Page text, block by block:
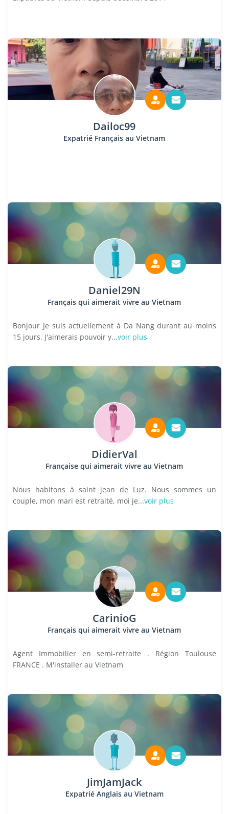
Dailoc99
Expatrié Français au Vietnam
Daniel29N
Français qui aimerait vivre au Vietnam
Bonjour Je suis actuellement à Da Nang durant au moins
15 jours. J'aimerais pouvoir y...voir plus
DidierVal
Française qui aimerait vivre au Vietnam
Nous habitons à saint jean de Luz. Nous sommes un
couple, mon mari est retraité, moi je...voir plus
CarinioG
Français qui aimerait vivre au Vietnam
Agent Immobilier en semi-retraite . Région Toulouse
FRANCE . M'installer au Vietnam
JimJamJack
Expatrié Anglais au Vietnam